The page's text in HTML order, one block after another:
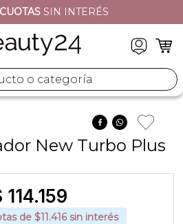
SIN INTERÉS
categoría
New Turbo Plus
114.159
de $11.416 sin interés